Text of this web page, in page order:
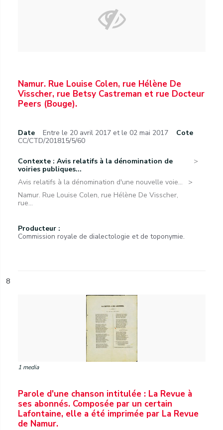
Namur. Rue Louise Colen, rue Hélène De
Visscher, rue Betsy Castreman et rue Docteur
Peers (Bouge).
Date Entre le 20 avril 2017 et le 02 mai 2017
Cote
CC/CTD/201815/5/60
Contexte : Avis relatifs à la dénomination de
voiries publiques...
Avis relatifs à la dénomination d'une nouvelle voie...
Namur. Rue Louise Colen, rue Hélène De Visscher,
rue...
Producteur :
Commission royale de dialectologie et de toponymie.
8
1 media
Parole d'une chanson intitulée : La Revue à
ses abonnés. Composée par un certain
Lafontaine, elle a été imprimée par La Revue
de Namur.